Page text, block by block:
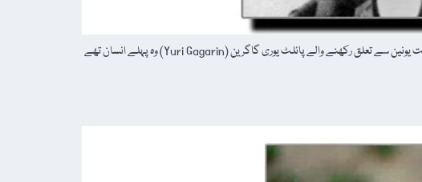
معلوماتِ عامہ کی انگریزی ویب سائٹ "britannica.com” کے مطابق یوری گاگرین 27 مارچ 1968ء کو انتقال کرگئے۔ 12 اپریل 1961ء کو سابق سوویت یونین سے تعلق رکھنے والے پائلٹ یوری گاگرین (Yuri Gagarin) وہ پہلے انسان تھے